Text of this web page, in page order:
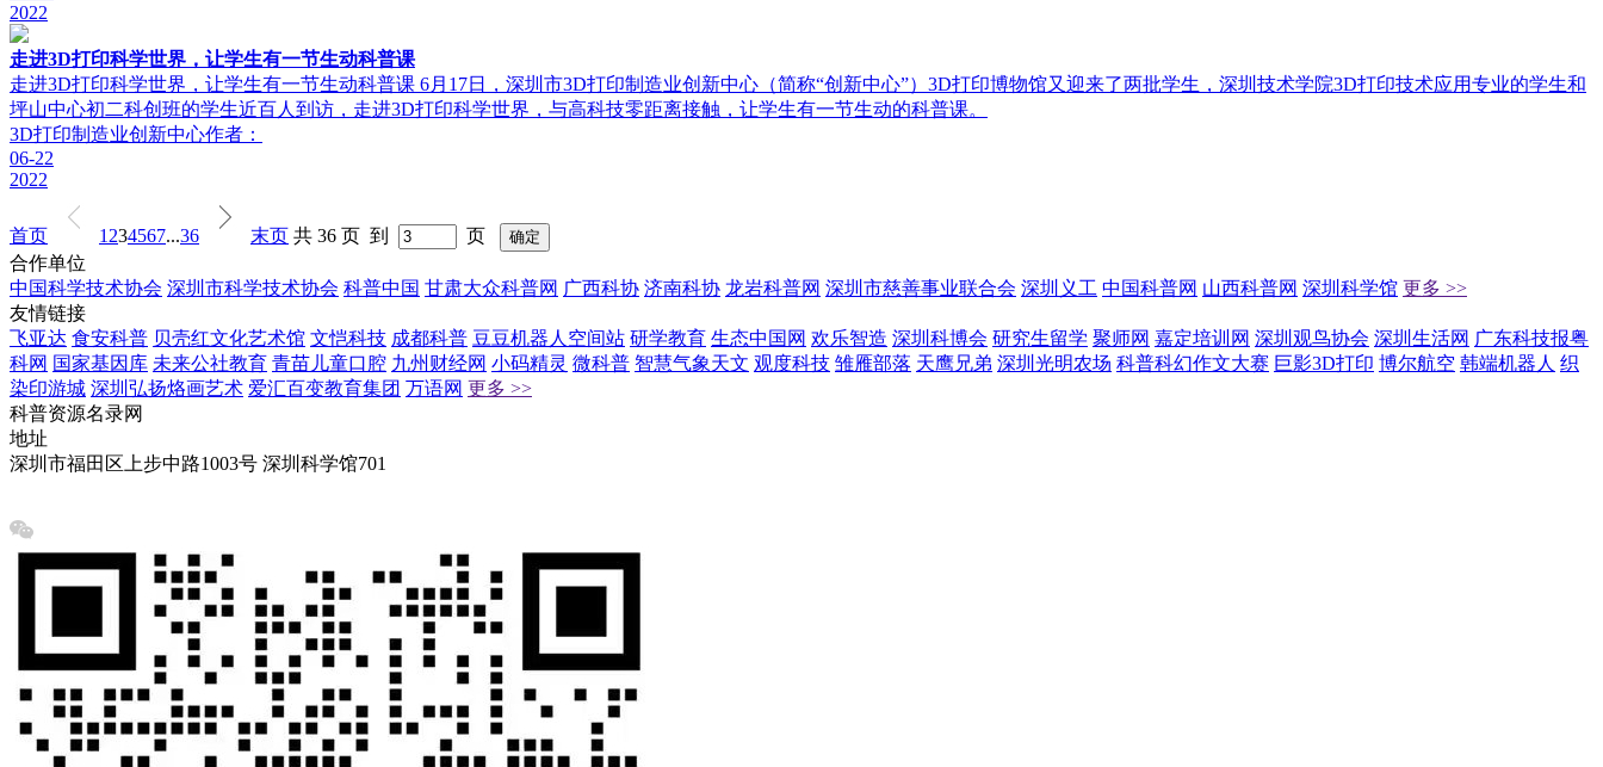
2022
走进3D打印科学世界，让学生有一节生动科普课
走进3D打印科学世界，让学生有一节生动科普课 6月17日，深圳市3D打印制造业创新中心（简称“创新中心”）3D打印博物馆又迎来了两批学生，深圳技术学院3D打印技术应用专业的学生和
坪山中心初二科创班的学生近百人到访，走进3D打印科学世界，与高科技零距离接触，让学生有一节生动的科普课。
3D打印制造业创新中心作者：
06-22
2022
首页 1234567...36 末页 共 36 页 到
页
合作单位
中国科学技术协会 深圳市科学技术协会 科普中国 甘肃大众科普网 广西科协 济南科协 龙岩科普网 深圳市慈善事业联合会 深圳义工 中国科普网 山西科普网 深圳科学馆 更多 >>
友情链接
飞亚达 食安科普 贝壳红文化艺术馆 文恺科技 成都科普 豆豆机器人空间站 研学教育 生态中国网 欢乐智造 深圳科博会 研究生留学 聚师网 嘉定培训网 深圳观鸟协会 深圳生活网 广东科技报粤
科网 国家基因库 未来公社教育 青苗儿童口腔 九州财经网 小码精灵 微科普 智慧气象天文 观度科技 雏雁部落 天鹰兄弟 深圳光明农场 科普科幻作文大赛 巨影3D打印 博尔航空 韩端机器人 织
染印游城 深圳弘扬烙画艺术 爱汇百变教育集团 万语网 更多 >>
科普资源名录网
地址
深圳市福田区上步中路1003号 深圳科学馆701